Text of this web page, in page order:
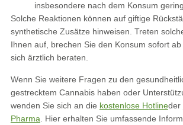
insbesondere nach dem Konsum
Solche Reaktionen können auf giftige
synthetische Zusätze hinweisen. Treten
Ihnen auf, brechen Sie den Konsum sofort
sich ärztlich beraten.
Wenn Sie weitere Fragen zu den
gestrecktem Cannabis haben oder
wenden Sie sich an die kostenlose Hotlineder
Pharma . Hier erhalten Sie umfassende